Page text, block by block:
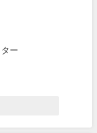
ー